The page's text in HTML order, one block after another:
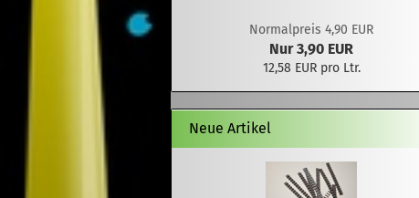
Normalpreis 4,90 EUR
Nur 3,90 EUR
12,58 EUR pro Ltr.
Neue Artikel